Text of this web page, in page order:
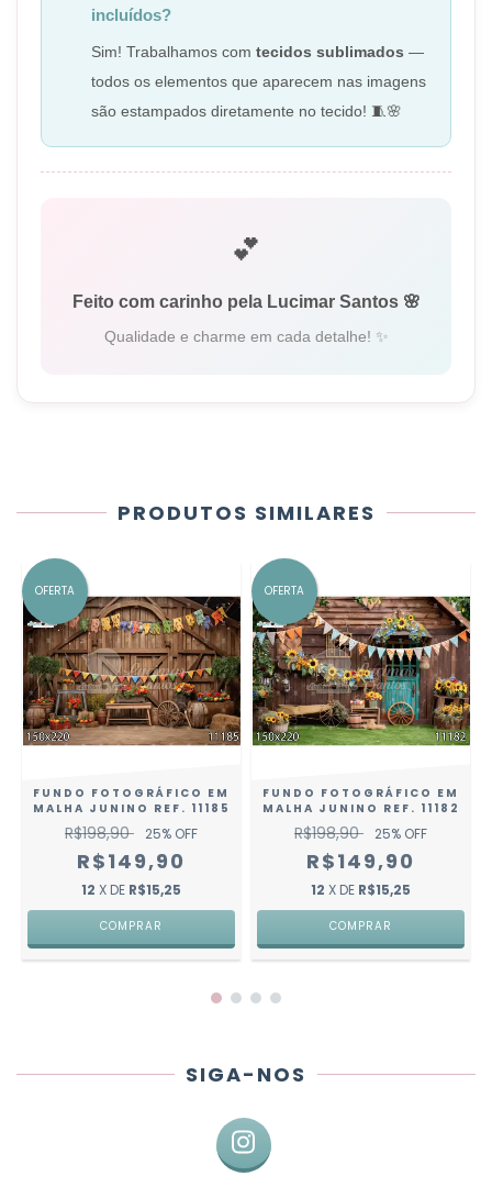
incluídos?
Sim! Trabalhamos com tecidos sublimados —
todos os elementos que aparecem nas imagens
são estampados diretamente no tecido! 🧵🌸
💕
Feito com carinho pela Lucimar Santos 🌸
Qualidade e charme em cada detalhe! ✨
PRODUTOS SIMILARES
OFERTA
FUNDO FOTOGRÁFICO EM
MALHA JUNINO REF. 11185
R$198,90 25% OFF
R$149,90
12 X DE R$15,25
COMPRAR
OFERTA
FUNDO FOTOGRÁFICO EM
MALHA JUNINO REF. 11182
R$198,90 25% OFF
R$149,90
12 X DE R$15,25
COMPRAR
SIGA-NOS